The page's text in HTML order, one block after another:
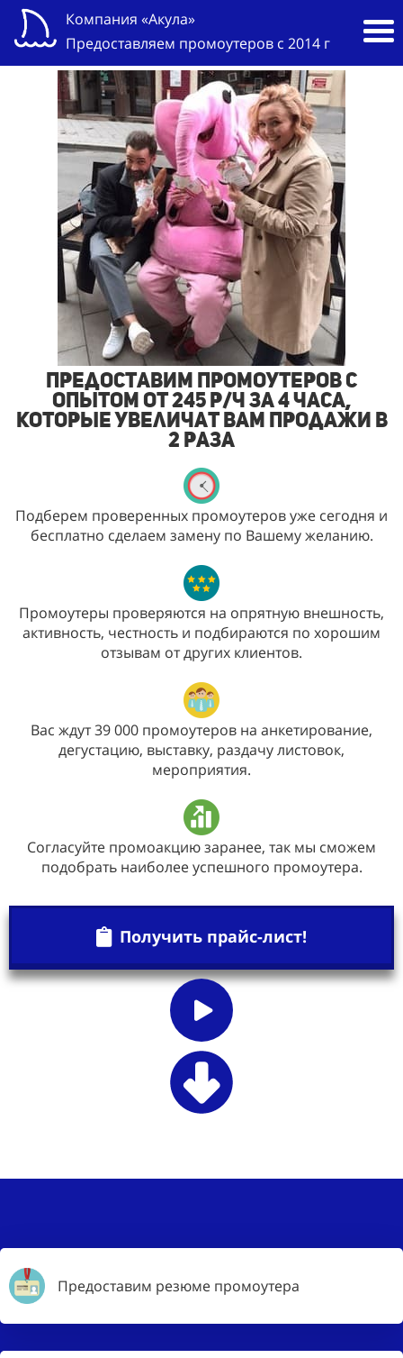
Компания «Акула»
Предоставляем промоутеров с 2014 г
Предоставим промоутеров с
опытом от 245 р/ч за 4 часа,
которые увеличат Вам продажи в
2 раза
Подберем проверенных промоутеров уже сегодня и
бесплатно сделаем замену по Вашему желанию.
Промоутеры проверяются на опрятную внешность,
активность, честность и подбираются по хорошим
отзывам от других клиентов.
Вас ждут 39 000 промоутеров на анкетирование,
дегустацию, выставку, раздачу листовок,
мероприятия.
Согласуйте промоакцию заранее, так мы сможем
подобрать наиболее успешного промоутера.
Получить прайс-лист!
Предоставим резюме промоутера